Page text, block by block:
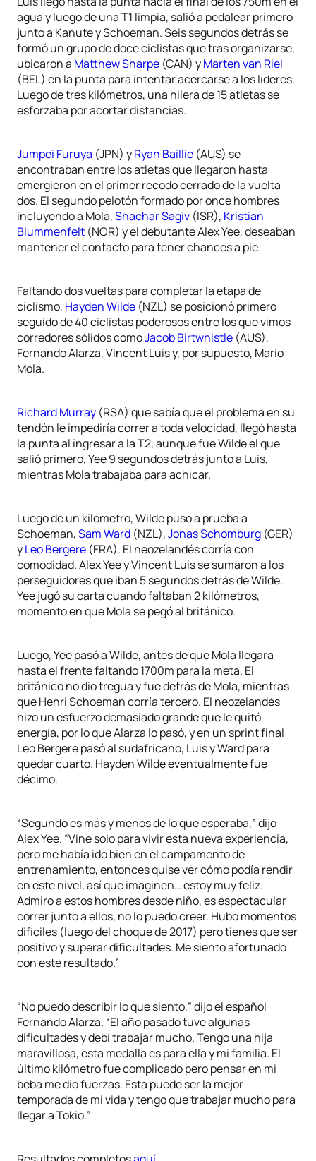
agua y luego de una T1 limpia, salió a pedalear primero
junto a Kanute y Schoeman. Seis segundos detrás se
formó un grupo de doce ciclistas que tras organizarse,
ubicaron a Matthew Sharpe (CAN) yMarten van Riel
(BEL) en la punta para intentar acercarse a los líderes.
Luego de tres kilómetros, una hilera de 15 atletas se
esforzaba por acortar distancias.
Jumpei Furuya (JPN) yRyan Baillie (AUS) se
encontraban entre los atletas que llegaron hasta
emergieron en el primer recodo cerrado de la vuelta
dos. El segundo pelotón formado por once hombres
incluyendo a Mola,Shachar Sagiv (ISR), Kristian
Blummenfelt (NOR) y el debutante Alex Yee, deseaban
mantener el contacto para tener chances a pie.
Faltando dos vueltas para completar la etapa de
ciclismo, Hayden Wilde (NZL) se posicionó primero
seguido de 40 ciclistas poderosos entre los que vimos
corredores sólidos comoJacob Birtwhistle (AUS),
Fernando Alarza, Vincent Luis y, por supuesto, Mario
Mola.
Richard Murray (RSA) que sabía que el problema en su
tendón le impediría correr a toda velocidad, llegó hasta
la punta al ingresar a la T2, aunque fue Wilde el que
salió primero, Yee 9 segundos detrás junto a Luis,
mientras Mola trabajaba para achicar.
Luego de un kilómetro, Wilde puso a prueba a
Schoeman,Sam Ward (NZL),Jonas Schomburg (GER)
yLeo Bergere (FRA). El neozelandés corría con
comodidad. Alex Yee y Vincent Luis se sumaron a los
perseguidores que iban 5 segundos detrás de Wilde.
Yee jugó su carta cuando faltaban 2 kilómetros,
momento en que Mola se pegó al británico.
Luego, Yee pasó a Wilde, antes de que Mola llegara
hasta el frente faltando 1700m para la meta. El
británico no dio tregua y fue detrás de Mola, mientras
que Henri Schoeman corría tercero. El neozelandés
hizo un esfuerzo demasiado grande que le quitó
energía, por lo que Alarza lo pasó, y en un sprint final
Leo Bergere pasó al sudafricano, Luis y Ward para
quedar cuarto. Hayden Wilde eventualmente fue
décimo.
“Segundo es más y menos de lo que esperaba,” dijo
Alex Yee. “Vine solo para vivir esta nueva experiencia,
pero me había ido bien en el campamento de
entrenamiento, entonces quise ver cómo podía rendir
en este nivel, así que imaginen… estoy muy feliz.
Admiro a estos hombres desde niño, es espectacular
correr junto a ellos, no lo puedo creer. Hubo momentos
difíciles (luego del choque de 2017) pero tienes que ser
positivo y superar dificultades. Me siento afortunado
con este resultado.”
“No puedo describir lo que siento,” dijo el español
Fernando Alarza. “El año pasado tuve algunas
dificultades y debí trabajar mucho. Tengo una hija
maravillosa, esta medalla es para ella y mi familia. El
último kilómetro fue complicado pero pensar en mi
beba me dio fuerzas. Esta puede ser la mejor
temporada de mi vida y tengo que trabajar mucho para
llegar a Tokio.”